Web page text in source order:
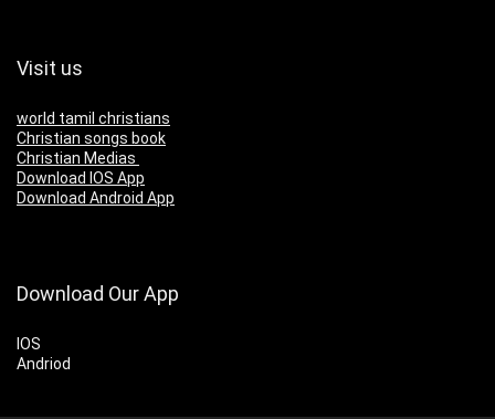
Visit us
world tamil christians
Christian songs book
Christian Medias
Download IOS App
Download Android App
Download Our App
IOS
Andriod